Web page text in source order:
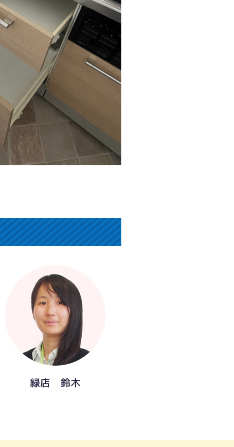
緑店 鈴木